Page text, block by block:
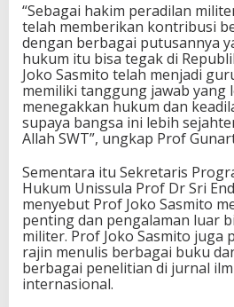
“Sebagai hakim peradilan
telah memberikan kontribusi
dengan berbagai putusannya
hukum itu bisa tegak di
Joko Sasmito telah menjadi
memiliki tanggung jawab yang
menegakkan hukum dan
supaya bangsa ini lebih
Allah SWT”, ungkap Prof
Sementara itu Sekretaris
Hukum Unissula Prof Dr Sri
menyebut Prof Joko Sasmito
penting dan pengalaman luar
militer. Prof Joko Sasmito juga
rajin menulis berbagai buku
berbagai penelitian di jurnal
internasional.